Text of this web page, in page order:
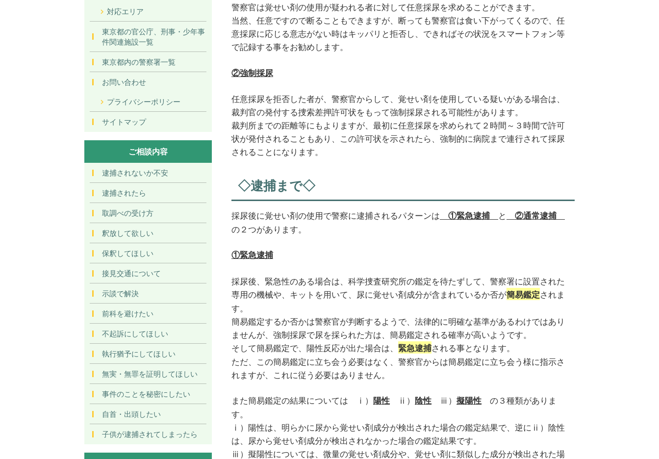
警察官は覚せい剤の使用が疑われる者に対して任意採尿を求めることができます。
当然、任意ですので断ることもできますが、断っても警察官は食い下がってくるので、任
意採尿に応じる意志がない時はキッパリと拒否し、できればその状況をスマートフォン等
で記録する事をお勧めします。
②強制採尿
任意採尿を拒否した者が、警察官からして、覚せい剤を使用している疑いがある場合は、
裁判官の発付する捜索差押許可状をもって強制採尿される可能性があります。
裁判所までの距離等にもよりますが、最初に任意採尿を求められて２時間～３時間で許可
状が発付されることもあり、この許可状を示されたら、強制的に病院まで連行されて採尿
されることになります。
◇逮捕まで◇
採尿後に覚せい剤の使用で警察に逮捕されるパターンは ①緊急逮捕 と ②通常逮捕
の２つがあります。
①緊急逮捕
採尿後、緊急性のある場合は、科学捜査研究所の鑑定を待たずして、警察署に設置された
専用の機械や、キットを用いて、尿に覚せい剤成分が含まれているか否が簡易鑑定されま
す。
簡易鑑定するか否かは警察官が判断するようで、法律的に明確な基準があるわけではあり
ませんが、強制採尿で尿を採られた方は、簡易鑑定される確率が高いようです。
そして簡易鑑定で、陽性反応が出た場合は、 緊急逮捕される事となります。
ただ、この簡易鑑定に立ち会う必要はなく、警察官からは簡易鑑定に立ち会う様に指示さ
れますが、これに従う必要はありません。
また簡易鑑定の結果については ⅰ） 陽性 ⅱ） 陰性 ⅲ） 擬陽性 の３種類がありま
す。
ⅰ）陽性は、明らかに尿から覚せい剤成分が検出された場合の鑑定結果で、逆にⅱ）陰性
は、尿から覚せい剤成分が検出されなかった場合の鑑定結果です。
ⅲ）擬陽性については、微量の覚せい剤成分や、覚せい剤に類似した成分が検出された場
対応エリア
東京都の官公庁、刑事・少年事
件関連施設一覧
東京都内の警察署一覧
お問い合わせ
プライバシーポリシー
サイトマップ
ご相談内容
逮捕されないか不安
逮捕されたら
取調べの受け方
釈放して欲しい
保釈してほしい
接見交通について
示談で解決
前科を避けたい
不起訴にしてほしい
執行猶予にしてほしい
無実・無罪を証明してほしい
事件のことを秘密にしたい
自首・出頭したい
子供が逮捕されてしまったら